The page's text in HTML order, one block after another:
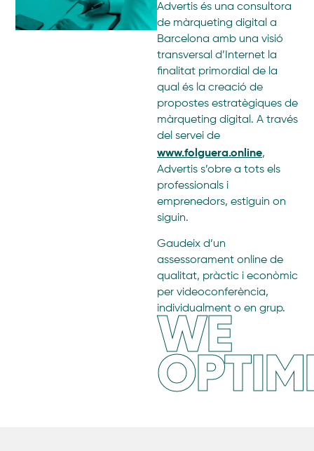
Advertis és una consultora
de màrqueting digital a
Barcelona amb una visió
transversal d’Internet la
finalitat primordial de la
qual és la creació de
propostes estratègiques de
màrqueting digital. A través
del servei de
www.folguera.online,
Advertis s’obre a tots els
professionals i
emprenedors, estiguin on
siguin.
Gaudeix d’un
assessorament online de
qualitat, pràctic i econòmic
per videoconferència,
individualment o en grup.
WE